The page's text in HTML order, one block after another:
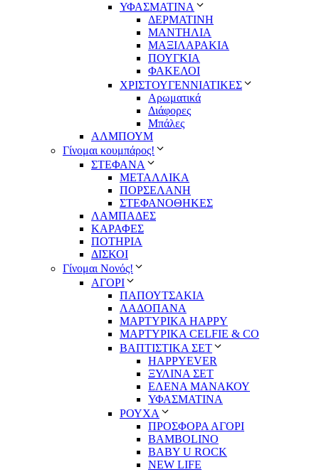
ΥΦΑΣΜΑΤΙΝA
ΔΕΡΜΑΤΙΝΗ
ΜΑΝΤΗΛΙΑ
ΜΑΞΙΛΑΡΑΚΙΑ
ΠΟΥΓΚΙΑ
ΦΑΚΕΛΟΙ
ΧΡΙΣΤΟΥΓΕΝΝΙΑΤΙΚΕΣ
Αρωματικά
Διάφορες
Μπάλες
ΑΛΜΠΟΥΜ
Γίνομαι κουμπάρος!
ΣΤΕΦΑΝΑ
ΜΕΤΑΛΛΙΚΑ
ΠΟΡΣΕΛΑΝΗ
ΣΤΕΦΑΝΟΘΗΚΕΣ
ΛΑΜΠΑΔΕΣ
ΚΑΡΑΦΕΣ
ΠΟΤΗΡΙΑ
ΔΙΣΚΟΙ
Γίνομαι Νονός!
ΑΓΟΡΙ
ΠΑΠΟΥΤΣΑΚΙΑ
ΛΑΔΟΠΑΝΑ
ΜΑΡΤΥΡΙΚΑ HAPPY
ΜΑΡΤΥΡΙΚΑ CELFIE & CO
ΒΑΠΤΙΣΤΙΚΑ ΣΕΤ
HAPPYEVER
ΞΥΛΙΝΑ ΣΕΤ
ΕΛΕΝΑ ΜΑΝΑΚΟΥ
ΥΦΑΣΜΑΤΙΝΑ
ΡΟΥΧΑ
ΠΡΟΣΦΟΡΑ ΑΓΟΡΙ
BAMBOLINO
BABY U ROCK
NEW LIFE